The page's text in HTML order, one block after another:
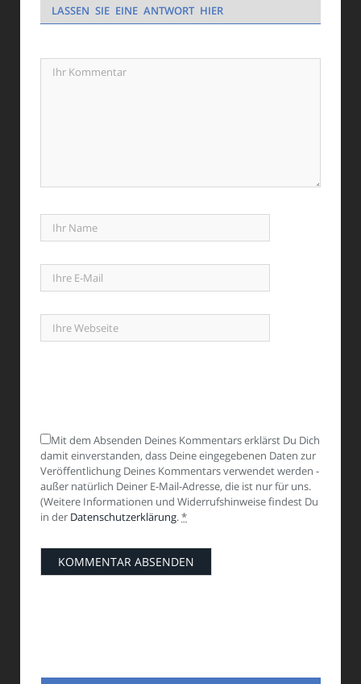
LASSEN SIE EINE ANTWORT HIER
Mit dem Absenden Deines Kommentars erklärst Du Dich
damit einverstanden, dass Deine eingegebenen Daten zur
Veröffentlichung Deines Kommentars verwendet werden -
außer natürlich Deiner E-Mail-Adresse, die ist nur für uns.
(Weitere Informationen und Widerrufshinweise findest Du
in der Datenschutzerklärung.*